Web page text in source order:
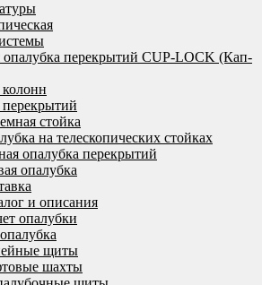
перекрытий CUP-LOCK (Кап-
стойка
на телескопических стойках
опалубка перекрытий
опалубка
и описания
опалубки
щиты
шахты